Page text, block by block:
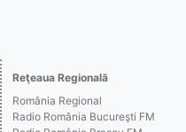
Reţeaua Regională
România Regional
Radio România Bucureşti FM